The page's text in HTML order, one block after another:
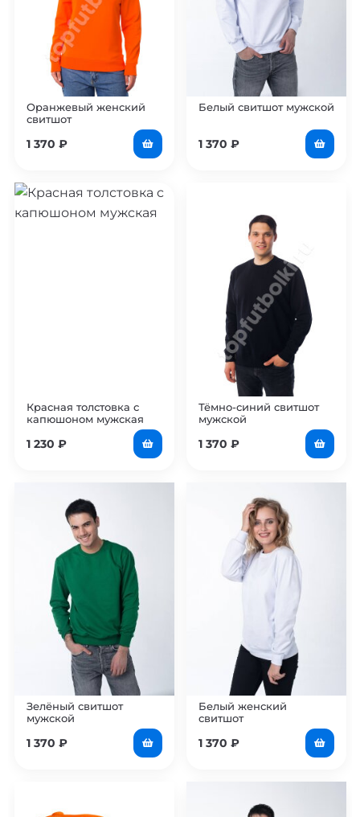
Оранжевый женский
свитшот
1 370 ₽
Белый свитшот мужской
1 370 ₽
Красная толстовка с
капюшоном мужская
1 230 ₽
Тёмно-синий свитшот
мужской
1 370 ₽
Зелёный свитшот
мужской
1 370 ₽
Белый женский
свитшот
1 370 ₽